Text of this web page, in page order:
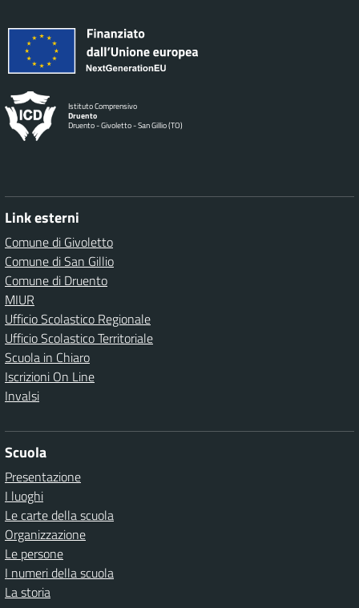
Istituto Comprensivo
Druento
Druento - Givoletto - San Gillio (TO)
Link esterni
Comune di Givoletto
Comune di San Gillio
Comune di Druento
MIUR
Ufficio Scolastico Regionale
Ufficio Scolastico Territoriale
Scuola in Chiaro
Iscrizioni On Line
Invalsi
Scuola
Presentazione
I luoghi
Le carte della scuola
Organizzazione
Le persone
I numeri della scuola
La storia